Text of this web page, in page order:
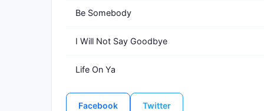
Be Somebody
I Will Not Say Goodbye
Life On Ya
Facebook Twitter